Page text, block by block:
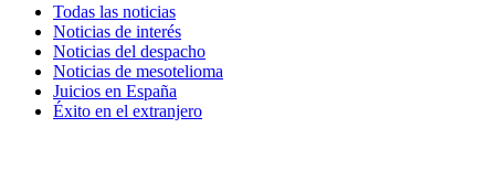
Todas las noticias
Noticias de interés
Noticias del despacho
Noticias de mesotelioma
Juicios en España
Éxito en el extranjero